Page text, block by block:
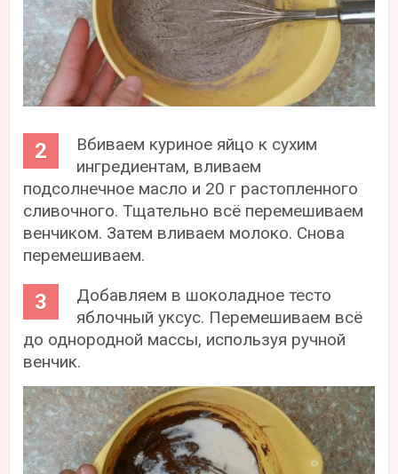
Вбиваем куриное яйцо к сухим
ингредиентам, вливаем
подсолнечное масло и 20 г растопленного
сливочного. Тщательно всё перемешиваем
венчиком. Затем вливаем молоко. Снова
перемешиваем.
Добавляем в шоколадное тесто
яблочный уксус. Перемешиваем всё
до однородной массы, используя ручной
венчик.